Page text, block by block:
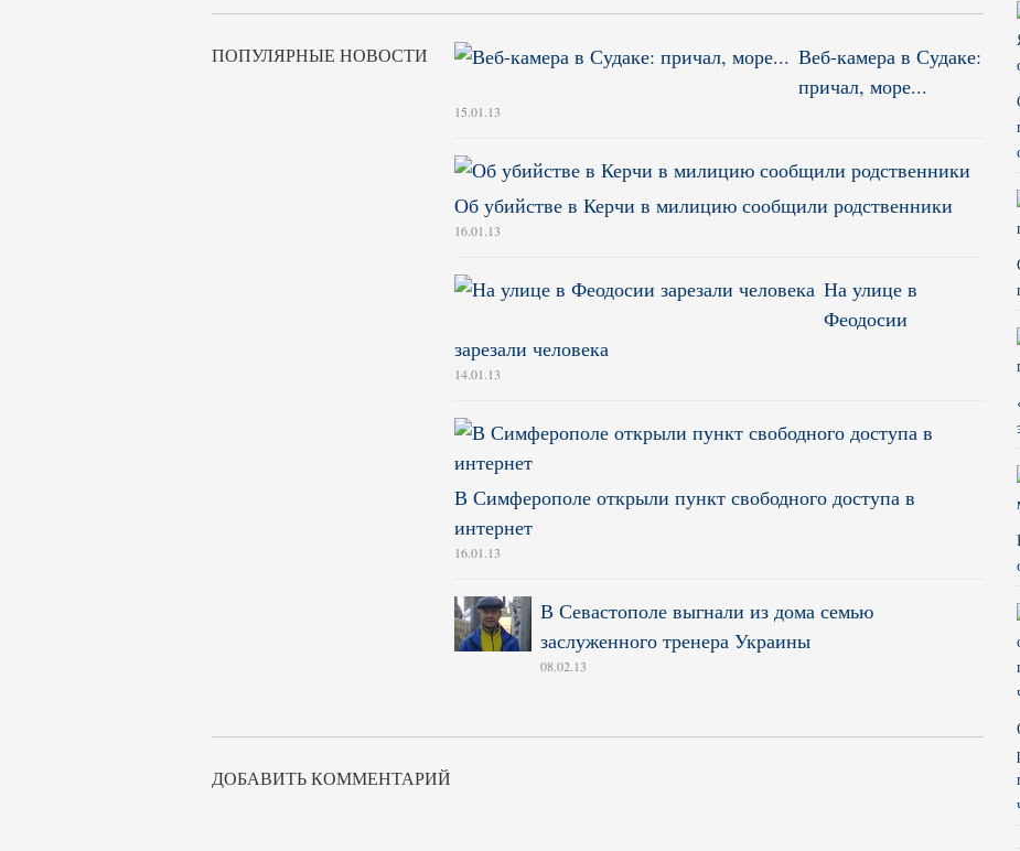
ПОПУЛЯРНЫЕ НОВОСТИ
Веб-камера в Судаке:
причал, море...
15.01.13
Об убийстве в Керчи в милицию сообщили родственники
16.01.13
На улице в
Феодосии
зарезали человека
14.01.13
В Симферополе открыли пункт свободного доступа в
интернет
16.01.13
В Севастополе выгнали из дома семью
заслуженного тренера Украины
08.02.13
ДОБАВИТЬ КОММЕНТАРИЙ